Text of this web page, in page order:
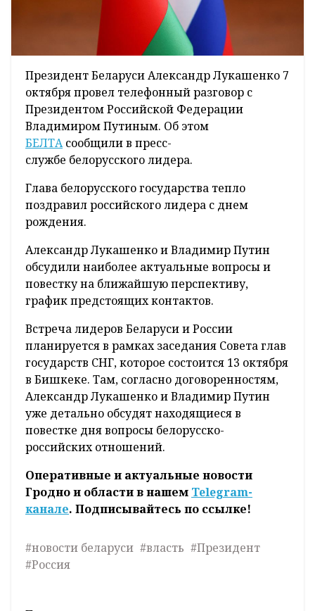
Президент Беларуси Александр Лукашенко 7
октября провел телефонный разговор с
Президентом Российской Федерации
Владимиром Путиным. Об этом
БЕЛТАсообщили в пресс-
службе белорусского лидера.
Глава белорусского государства тепло
поздравил российского лидера с днем
рождения.
Александр Лукашенко и Владимир Путин
обсудили наиболее актуальные вопросы и
повестку на ближайшую перспективу,
график предстоящих контактов.
Встреча лидеров Беларуси и России
планируется в рамках заседания Совета глав
государств СНГ, которое состоится 13 октября
в Бишкеке. Там, согласно договоренностям,
Александр Лукашенко и Владимир Путин
уже детально обсудят находящиеся в
повестке дня вопросы белорусско-
российских отношений.
Оперативные и актуальные новости
Гродно и области в нашем Telegram-
канале. Подписывайтесь по ссылке!
#новости беларуси #власть #Президент
#Россия